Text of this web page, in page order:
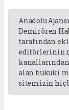
Anadolu
Demirören
tarafından
editörlerinin
alan hukuki
sitemizin hiç